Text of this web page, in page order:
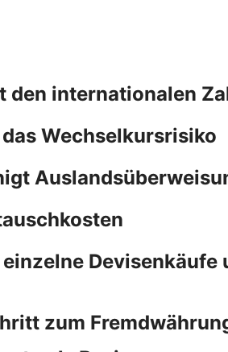
den internationalen
Wechselkursrisiko
Devisenkäufe
zum